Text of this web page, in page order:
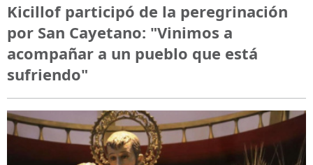
Kicillof participó de la peregrinación
por San Cayetano: "Vinimos a
acompañar a un pueblo que está
sufriendo"